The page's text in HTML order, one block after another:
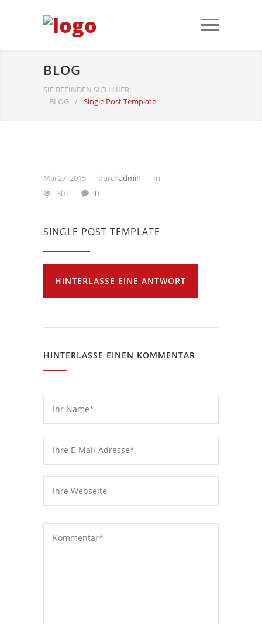
BLOG
SIE BEFINDEN SICH HIER:
BLOG / Single Post Template
Mai 27, 2015 durchadmin
In
307
0
SINGLE POST TEMPLATE
HINTERLASSE EINE ANTWORT
HINTERLASSE EINEN KOMMENTAR